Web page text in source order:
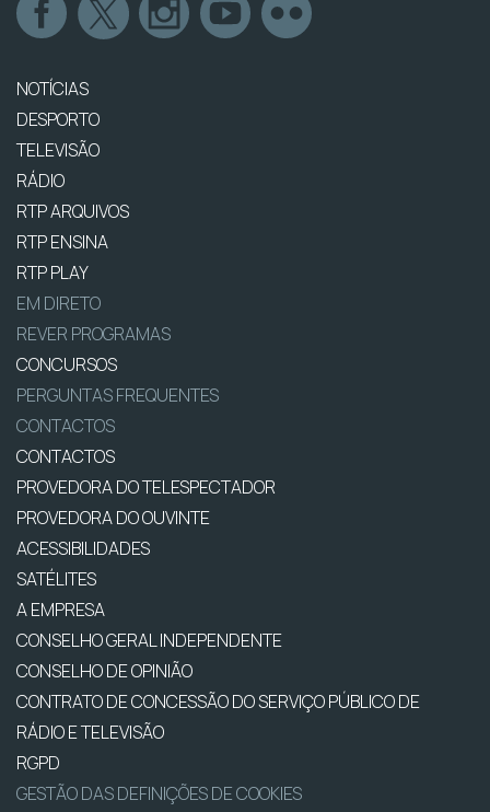
NOTÍCIAS
DESPORTO
TELEVISÃO
RÁDIO
RTP ARQUIVOS
RTP ENSINA
RTP PLAY
EM DIRETO
REVER PROGRAMAS
CONCURSOS
PERGUNTAS FREQUENTES
CONTACTOS
CONTACTOS
PROVEDORA DO TELESPECTADOR
PROVEDORA DO OUVINTE
ACESSIBILIDADES
SATÉLITES
A EMPRESA
CONSELHO GERAL INDEPENDENTE
CONSELHO DE OPINIÃO
CONTRATO DE CONCESSÃO DO SERVIÇO PÚBLICO DE
RÁDIO E TELEVISÃO
RGPD
GESTÃO DAS DEFINIÇÕES DE COOKIES